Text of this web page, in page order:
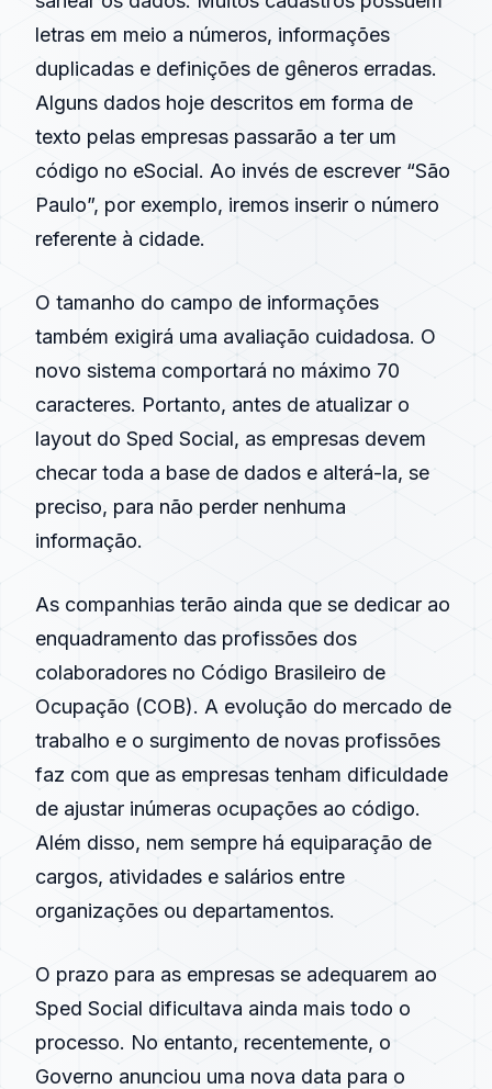
letras em meio a números, informações
duplicadas e definições de gêneros erradas.
Alguns dados hoje descritos em forma de
texto pelas empresas passarão a ter um
código no eSocial. Ao invés de escrever “São
Paulo”, por exemplo, iremos inserir o número
referente à cidade.
O tamanho do campo de informações
também exigirá uma avaliação cuidadosa. O
novo sistema comportará no máximo 70
caracteres. Portanto, antes de atualizar o
layout do Sped Social, as empresas devem
checar toda a base de dados e alterá-la, se
preciso, para não perder nenhuma
informação.
As companhias terão ainda que se dedicar ao
enquadramento das profissões dos
colaboradores no Código Brasileiro de
Ocupação (COB). A evolução do mercado de
trabalho e o surgimento de novas profissões
faz com que as empresas tenham dificuldade
de ajustar inúmeras ocupações ao código.
Além disso, nem sempre há equiparação de
cargos, atividades e salários entre
organizações ou departamentos.
O prazo para as empresas se adequarem ao
Sped Social dificultava ainda mais todo o
processo. No entanto, recentemente, o
Governo anunciou uma nova data para o